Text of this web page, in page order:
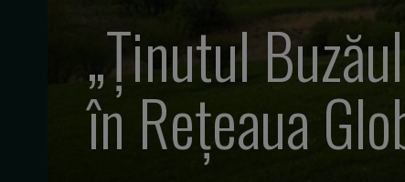
„Ținutul
în Reţeaua